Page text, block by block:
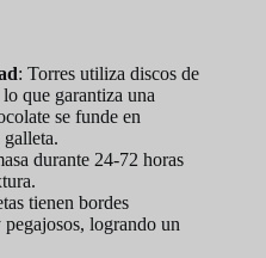
: Torres utiliza discos de
que garantiza una
se funde en
durante 24-72 horas
tienen bordes
logrando un